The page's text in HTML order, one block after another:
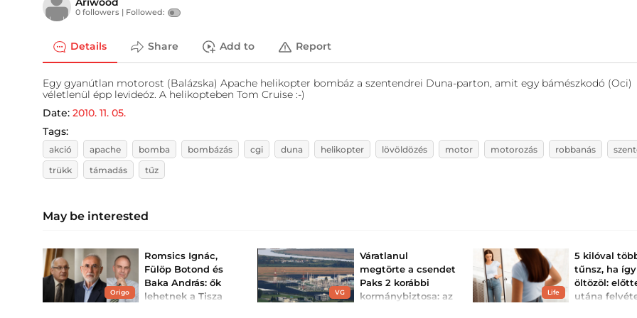
0 followers | Followed:
Details Share Add to Report
Egy gyanútlan motorost (Balázska) Apache helikopter bombáz a szentendrei Duna-parton, amit egy bámészkodó (Oci)
véletlenül épp levideóz. A helikopteben Tom Cruise :-)
Date: 2010. 11. 05.
Tags:
akció apache bomba bombázás cgi duna helikopter lövöldözés motor motorozás robbanás
trükk
támadás tűz
May be interested
Origo
Romsics Ignác,
Fülöp Botond és
Baka András: ők
lehetnek a Tisza
VG
Váratlanul
megtörte a csendet
Paks 2 korábbi
kormánybiztosa: az
Life
5 kilóval
tűnsz, ha így
öltözöl:
utána